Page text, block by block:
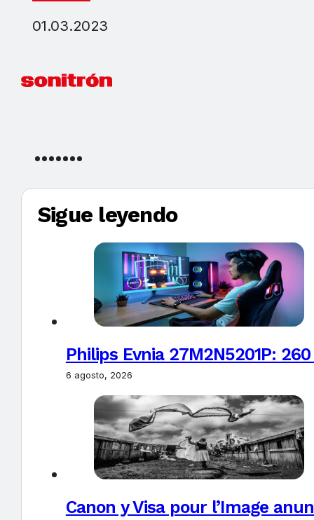
01.03.2023
Sigue leyendo
Philips Evnia 27M2N5201P:
6 agosto, 2026
Canon y Visa pour l’Image